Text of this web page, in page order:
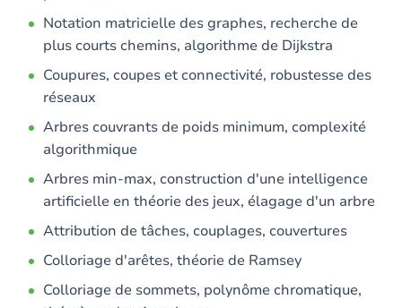
Notation matricielle des graphes, recherche de
plus courts chemins, algorithme de Dijkstra
Coupures, coupes et connectivité, robustesse des
réseaux
Arbres couvrants de poids minimum, complexité
algorithmique
Arbres min-max, construction d'une intelligence
artificielle en théorie des jeux, élagage d'un arbre
Attribution de tâches, couplages, couvertures
Colloriage d'arêtes, théorie de Ramsey
Colloriage de sommets, polynôme chromatique,